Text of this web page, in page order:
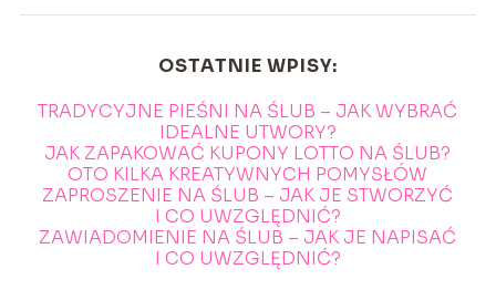
OSTATNIE WPISY:
TRADYCYJNE PIEŚNI NA ŚLUB – JAK WYBRAĆ
IDEALNE UTWORY?
JAK ZAPAKOWAĆ KUPONY LOTTO NA ŚLUB?
OTO KILKA KREATYWNYCH POMYSŁÓW
ZAPROSZENIE NA ŚLUB – JAK JE STWORZYĆ
I CO UWZGLĘDNIĆ?
ZAWIADOMIENIE NA ŚLUB – JAK JE NAPISAĆ
I CO UWZGLĘDNIĆ?